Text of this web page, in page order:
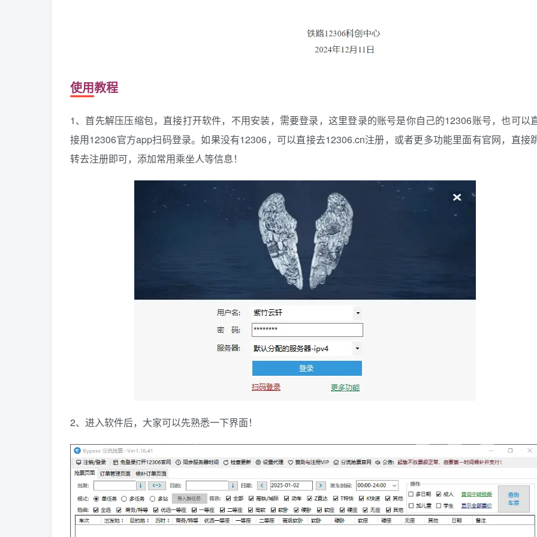
使用教程
1、首先解压压缩包，直接打开软件，不用安装，需要登录，这里登录的账号是你自己的12306账号，也可以
接用12306官方app扫码登录。如果没有12306，可以直接去12306.cn注册，或者更多功能里面有官网，直接
转去注册即可，添加常用乘坐人等信息！
2、进入软件后，大家可以先熟悉一下界面！